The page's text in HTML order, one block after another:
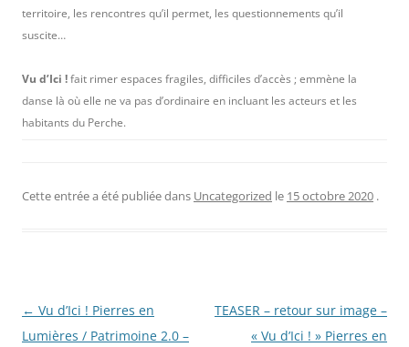
territoire, les rencontres qu’il permet, les questionnements qu’il
suscite…
Vu d’Ici !fait rimer espaces fragiles, difficiles d’accès ; emmène la
danse là où elle ne va pas d’ordinaire en incluant les acteurs et les
habitants du Perche.
Cette entrée a été publiée dans Uncategorized le 15 octobre 2020 .
Navigation
des
← Vu d’Ici ! Pierres en
Lumières / Patrimoine 2.0 –
TEASER – retour sur image –
« Vu d’Ici ! » Pierres en